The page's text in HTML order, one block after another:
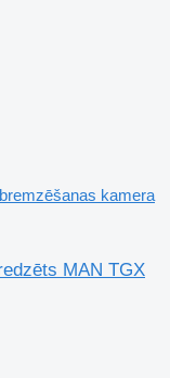
kamera
MAN TGX